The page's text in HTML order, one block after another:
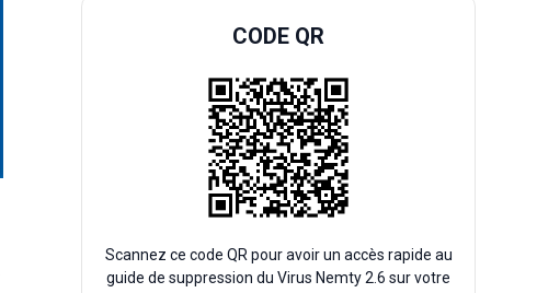
CODE QR
Scannez ce code QR pour avoir un accès rapide au
guide de suppression du Virus Nemty 2.6 sur votre